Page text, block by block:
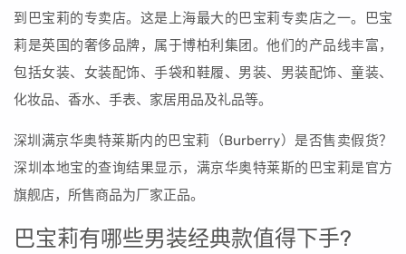
到巴宝莉的专卖店。这是上海最大的巴宝莉专卖店之一。巴宝
莉是英国的奢侈品牌，属于博柏利集团。他们的产品线丰富，
包括女装、女装配饰、手袋和鞋履、男装、男装配饰、童装、
化妆品、香水、手表、家居用品及礼品等。
深圳满京华奥特莱斯内的巴宝莉（Burberry）是否售卖假货？
深圳本地宝的查询结果显示，满京华奥特莱斯的巴宝莉是官方
旗舰店，所售商品为厂家正品。
巴宝莉有哪些男装经典款值得下手?